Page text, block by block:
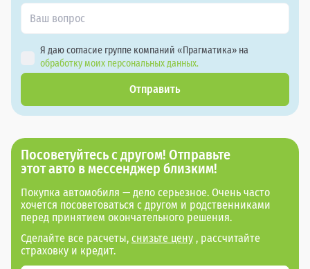
Я даю согласие группе компаний «Прагматика» на
обработку моих персональных данных.
Отправить
Посоветуйтесь с другом! Отправьте
этот авто в мессенджер близким!
Покупка автомобиля — дело серьезное. Очень часто
хочется посоветоваться с другом и родственниками
перед принятием окончательного решения.
Сделайте все расчеты, снизьте цену , рассчитайте
страховку и кредит.